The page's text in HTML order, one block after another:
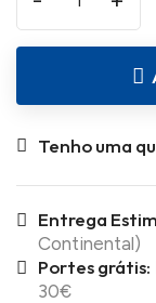
Tenho uma
Entrega
Continental)
Portes grátis:
30€